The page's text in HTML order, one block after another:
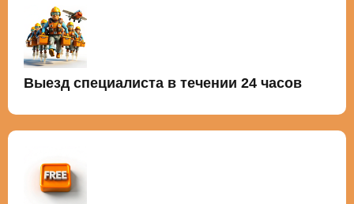
Выезд специалиста в течении 24 часов